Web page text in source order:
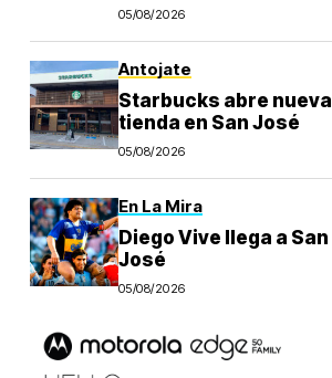
05/08/2026
Antojate
Starbucks abre nueva
tienda en San José
05/08/2026
En La Mira
Diego Vive llega a San
José
05/08/2026